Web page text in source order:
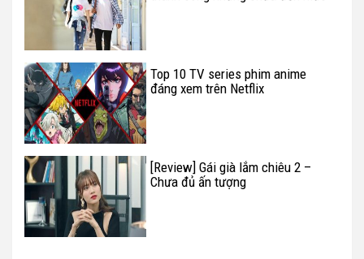
Top 10 TV series phim anime
đáng xem trên Netflix
[Review] Gái già lắm chiêu 2 –
Chưa đủ ấn tượng